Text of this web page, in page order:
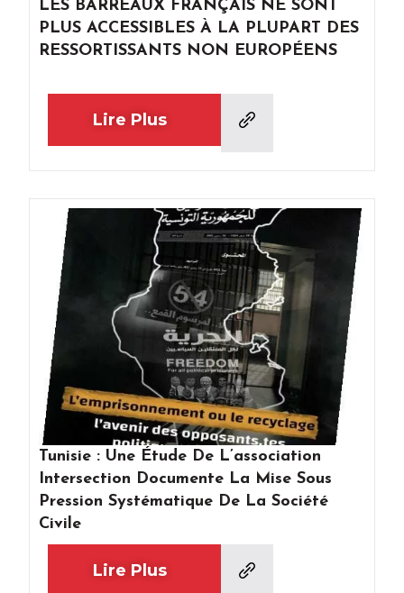
LES BARREAUX FRANÇAIS NE SONT
PLUS ACCESSIBLES À LA PLUPART DES
RESSORTISSANTS NON EUROPÉENS
Lire Plus
Tunisie : Une Étude De L’association
Intersection Documente La Mise Sous
Pression Systématique De La Société
Civile
Lire Plus